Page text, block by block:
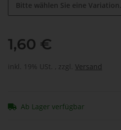
Bitte wählen Sie eine Variation.
1,60 €
inkl. 19% USt. , zzgl. Versand
Ab Lager verfügbar